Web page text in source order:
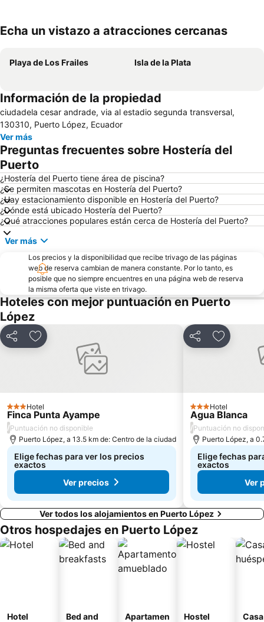
Echa un vistazo a atracciones cercanas
Playa de Los Frailes Isla de la Plata
Información de la propiedad
ciudadela cesar andrade, via al estadio segunda transversal,
130310, Puerto López, Ecuador
Ver más
Preguntas frecuentes sobre Hostería del
Puerto
¿Hostería del Puerto tiene área de piscina?
¿Se permiten mascotas en Hostería del Puerto?
¿Hay estacionamiento disponible en Hostería del Puerto?
¿Dónde está ubicado Hostería del Puerto?
¿Qué atracciones populares están cerca de Hostería del Puerto?
Ver más
Los precios y la disponibilidad que recibe trivago de las páginas
web de reserva cambian de manera constante. Por lo tanto, es
posible que no siempre encuentres en una página web de reserva
la misma oferta que viste en trivago.
Hoteles con mejor puntuación en Puerto
López
CompartirAgregar a favoritos
3 Estrellas
Hotel
Finca Punta Ayampe
/Puntuación no disponible
Puerto López, a 13.5 km de: Centro de la ciudad
Elige fechas para ver los precios
exactos
Ver precios
CompartirAgregar
3 Estrellas
Hotel
Agua Blanca
/Puntuación no
Puerto López, a
Elige fechas
exactos
Ver
Ver todos los alojamientos en Puerto López
Otros hospedajes en Puerto López
Hotel
Bed and
Apartamen
Hostel